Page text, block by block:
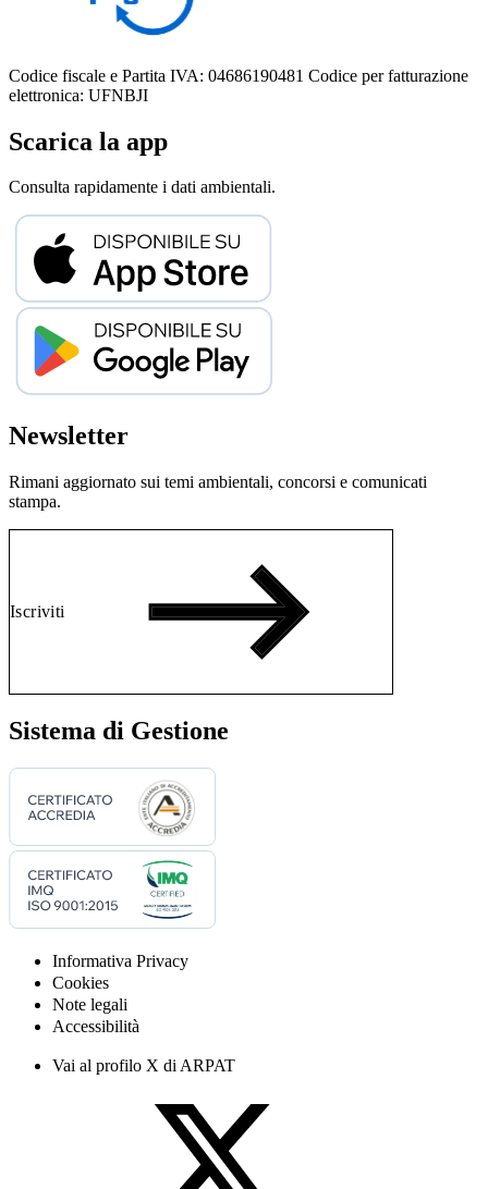
Codice fiscale e Partita IVA: 04686190481 Codice per fatturazione
elettronica: UFNBJI
Scarica la app
Consulta rapidamente i dati ambientali.
Newsletter
Rimani aggiornato sui temi ambientali, concorsi e comunicati
stampa.
Iscriviti
Sistema di Gestione
Informativa Privacy
Cookies
Note legali
Accessibilità
Vai al profilo X di ARPAT